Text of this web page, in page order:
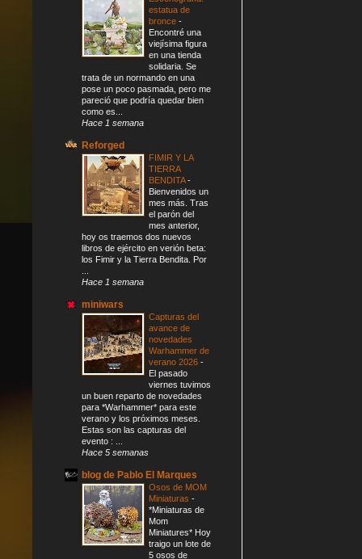
estatua de
bronce -
Encontré una
viejísima figura
en una tienda
solidaria. Se
trata de un normando en una
pose un poco pasmada, pero me
pareció que podría quedar bien
como es...
Hace 1 semana
Reforged
FIMIR Y LA
TIERRA
BENDITA-
Bienvenidos un
mes más. Tras
el parón del
mes anterior,
hoy os traemos dos nuevos
libros de ejército en verión beta:
los Fimir y la Tierra Bendita. Por
Hace 1 semana
miniwars
Capturas del
avance de
novedades
Warhammer de
verano 2026 -
El pasado
viernes tuvimos
un buen reparto de novedades
para *Warhammer* para este
verano y los próximos meses.
Estas son las capturas del
evento : ...
Hace 5 semanas
blog de Pablo El Marques
Osos de MOM
Miniaturas -
*Miniaturas de
Mom
Miniatures* Hoy
traigo un lote de
5 osos de